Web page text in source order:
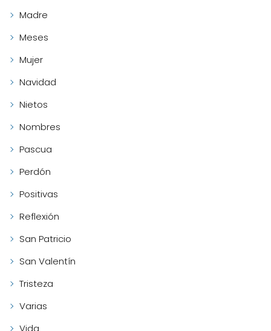
Madre
Meses
Mujer
Navidad
Nietos
Nombres
Pascua
Perdón
Positivas
Reflexión
San Patricio
San Valentín
Tristeza
Varias